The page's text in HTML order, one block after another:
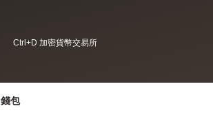
Ctrl+D 加密貨幣交易所
錢包